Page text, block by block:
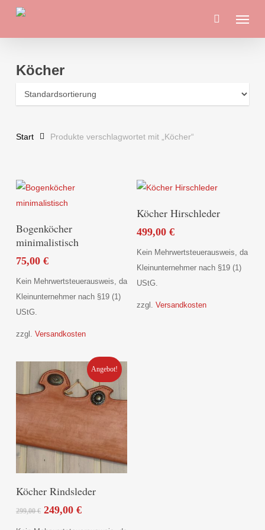
main
Menu
Köcher
Start Produkte verschlagwortet mit „Köcher“
Produkt
weist
mehrere
Varianten
auf.
Die
können
Produktseite
gewählt
Bogenköcher
minimalistisch
75,00 €
Kein Mehrwertsteuerausweis, da
Kleinunternehmer nach §19 (1)
UStG.
zzgl. Versandkosten
Köcher Hirschleder
499,00€
Kein Mehrwertsteuerausweis, da
Kleinunternehmer nach §19 (1)
UStG.
zzgl.Versandkosten
Angebot!
Köcher Rindsleder
299,00€ Ursprünglicher
249,00 €Aktueller